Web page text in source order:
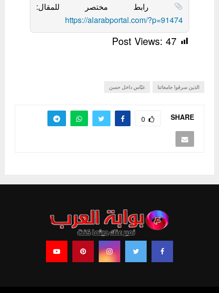
رابط مختصر للمقال:
https://alarabportal.com/?p=91474
Post Views: 47
الذين سرقوا جامعاتنا عبّاس داخل حسن
SHARE
0